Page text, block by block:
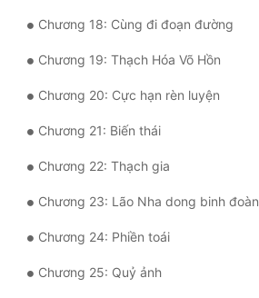
Tu Chân
Tu Tiên
Tội Phạm
Vô Địch
Võ Hiệp
Võng Du
Xuyên Không
Xuyên Nhanh
Chương 18: Cùng đi đoạn đường
Chương 19: Thạch Hóa Võ Hồn
Chương 20: Cực hạn rèn luyện
Chương 21: Biến thái
Chương 22: Thạch gia
Chương 23: Lão Nha dong binh đoàn
Chương 24: Phiền toái
Chương 25: Quỷ ảnh